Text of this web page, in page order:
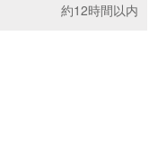
約12時間以内